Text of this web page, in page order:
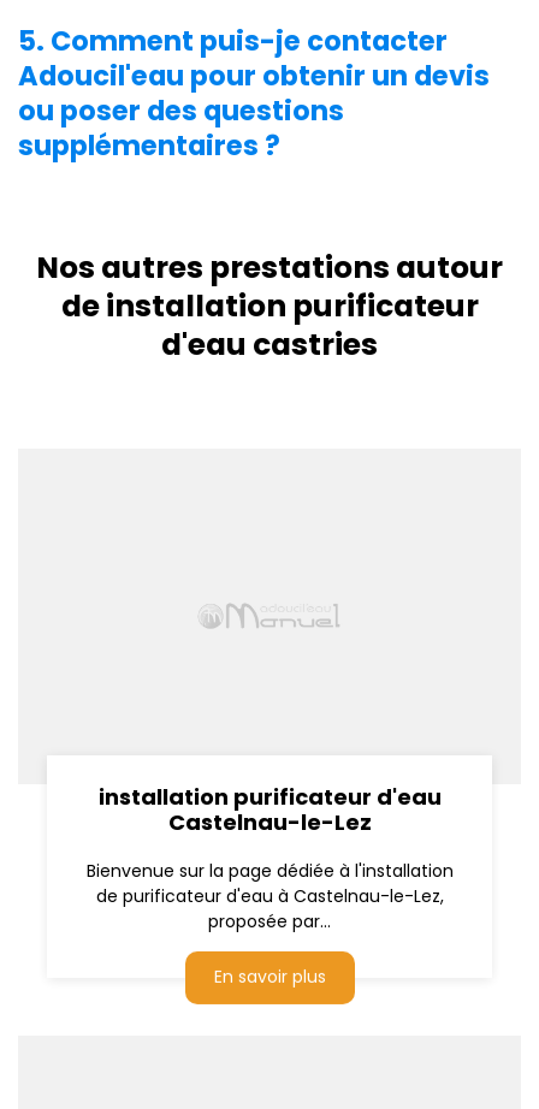
5. Comment puis-je contacter
Adoucil'eau pour obtenir un devis
ou poser des questions
supplémentaires ?
Nos autres prestations autour
de installation purificateur
d'eau castries
installation purificateur d'eau
Castelnau-le-Lez
Bienvenue sur la page dédiée à l'installation
de purificateur d'eau à Castelnau-le-Lez,
proposée par...
En savoir plus